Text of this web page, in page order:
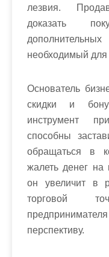
лезвия.
доказать
необходимый для
Основатель
скидки и
инструмент
способны
обращаться в
жалеть денег на
он увеличит в
торговой
перспективу.